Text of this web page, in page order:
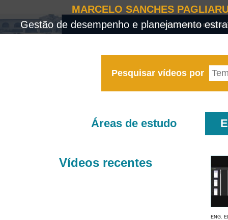
MARCELO SANCHES
Gestão de desempenho e planejamento
Pesquisar vídeos por
Áreas de estudo
Vídeos recentes
ENG.